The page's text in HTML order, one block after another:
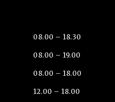
08.00 – 18.30
08.00 – 19.00
08.00 – 18.00
12.00 – 18.00